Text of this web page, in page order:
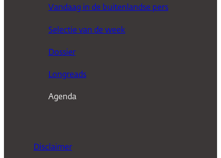
Vandaag in de buitenlandse pers
Selectie van de week
Dossier
Longreads
Agenda
Disclaimer